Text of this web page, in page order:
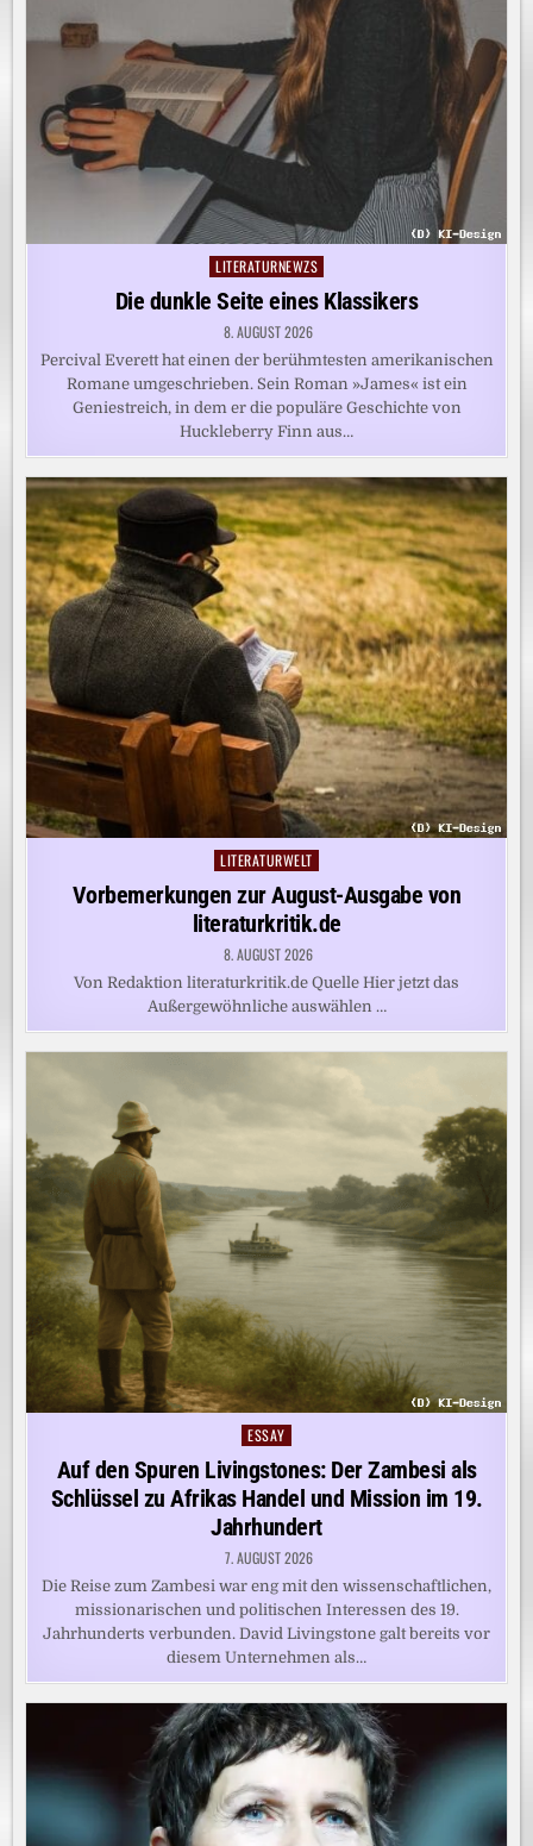
Posted
in
LITERATURNEWZS
Die dunkle Seite eines Klassikers
8. AUGUST 2026
Percival Everett hat einen der berühmtesten amerikanischen
Romane umgeschrieben. Sein Roman »James« ist ein
Geniestreich, in dem er die populäre Geschichte von
Huckleberry Finn aus…
Posted
LITERATURWELT
Vorbemerkungen zur August-Ausgabe von
literaturkritik.de
8. AUGUST 2026
Von Redaktion literaturkritik.de Quelle Hier jetzt das
Außergewöhnliche auswählen …
Posted
ESSAY
Auf den Spuren Livingstones: Der Zambesi als
Schlüssel zu Afrikas Handel und Mission im 19.
Jahrhundert
7. AUGUST 2026
Die Reise zum Zambesi war eng mit den wissenschaftlichen,
missionarischen und politischen Interessen des 19.
Jahrhunderts verbunden. David Livingstone galt bereits vor
diesem Unternehmen als…